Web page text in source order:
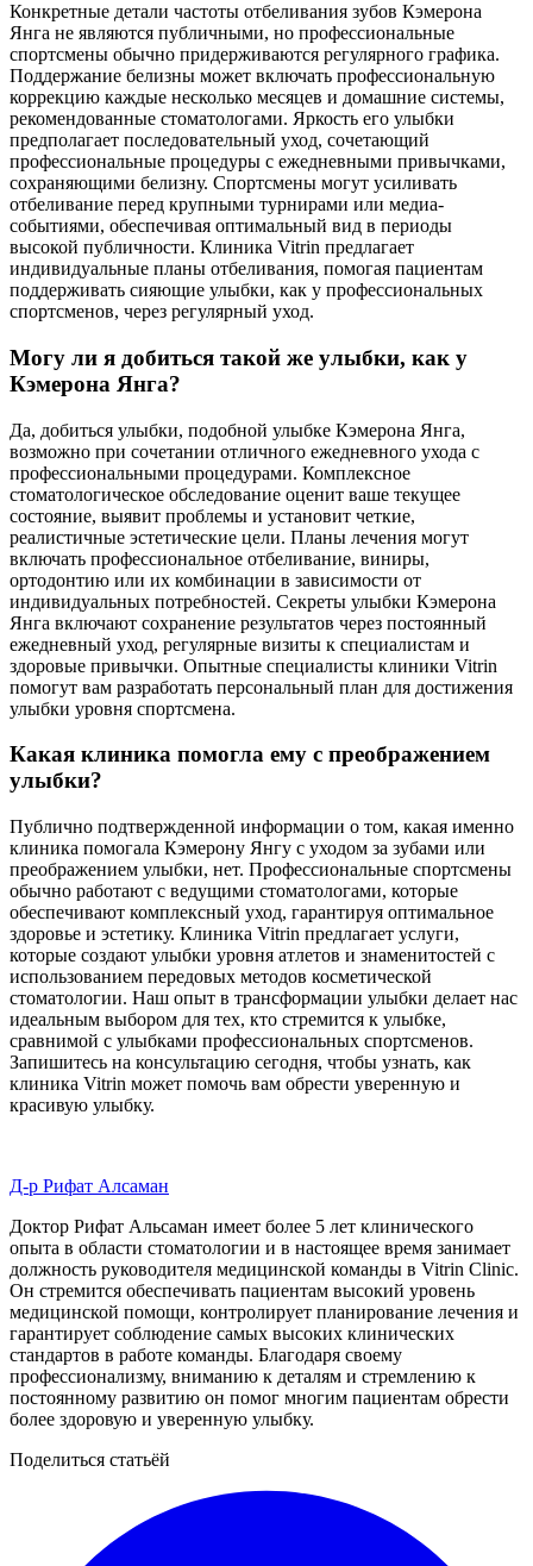
Конкретные детали частоты отбеливания зубов Кэмерона
Янга не являются публичными, но профессиональные
спортсмены обычно придерживаются регулярного графика.
Поддержание белизны может включать профессиональную
коррекцию каждые несколько месяцев и домашние системы,
рекомендованные стоматологами. Яркость его улыбки
предполагает последовательный уход, сочетающий
профессиональные процедуры с ежедневными привычками,
сохраняющими белизну. Спортсмены могут усиливать
отбеливание перед крупными турнирами или медиа-
событиями, обеспечивая оптимальный вид в периоды
высокой публичности. Клиника Vitrin предлагает
индивидуальные планы отбеливания, помогая пациентам
поддерживать сияющие улыбки, как у профессиональных
спортсменов, через регулярный уход.
Могу ли я добиться такой же улыбки, как у
Кэмерона Янга?
Да, добиться улыбки, подобной улыбке Кэмерона Янга,
возможно при сочетании отличного ежедневного ухода с
профессиональными процедурами. Комплексное
стоматологическое обследование оценит ваше текущее
состояние, выявит проблемы и установит четкие,
реалистичные эстетические цели. Планы лечения могут
включать профессиональное отбеливание, виниры,
ортодонтию или их комбинации в зависимости от
индивидуальных потребностей. Секреты улыбки Кэмерона
Янга включают сохранение результатов через постоянный
ежедневный уход, регулярные визиты к специалистам и
здоровые привычки. Опытные специалисты клиники Vitrin
помогут вам разработать персональный план для достижения
улыбки уровня спортсмена.
Какая клиника помогла ему с преображением
улыбки?
Публично подтвержденной информации о том, какая именно
клиника помогала Кэмерону Янгу с уходом за зубами или
преображением улыбки, нет. Профессиональные спортсмены
обычно работают с ведущими стоматологами, которые
обеспечивают комплексный уход, гарантируя оптимальное
здоровье и эстетику. Клиника Vitrin предлагает услуги,
которые создают улыбки уровня атлетов и знаменитостей с
использованием передовых методов косметической
стоматологии. Наш опыт в трансформации улыбки делает нас
идеальным выбором для тех, кто стремится к улыбке,
сравнимой с улыбками профессиональных спортсменов.
Запишитесь на консультацию сегодня, чтобы узнать, как
клиника Vitrin может помочь вам обрести уверенную и
красивую улыбку.
Д-р Рифат Алсаман
Доктор Рифат Альсаман имеет более 5 лет клинического
опыта в области стоматологии и в настоящее время занимает
должность руководителя медицинской команды в Vitrin Clinic.
Он стремится обеспечивать пациентам высокий уровень
медицинской помощи, контролирует планирование лечения и
гарантирует соблюдение самых высоких клинических
стандартов в работе команды. Благодаря своему
профессионализму, вниманию к деталям и стремлению к
постоянному развитию он помог многим пациентам обрести
более здоровую и уверенную улыбку.
Поделиться статьёй